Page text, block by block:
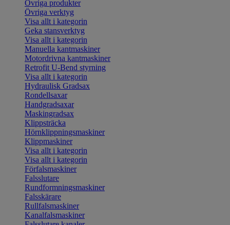
Övriga produkter
Övriga verktyg
Visa allt i kategorin
Geka stansverktyg
Visa allt i kategorin
Manuella kantmaskiner
Motordrivna kantmaskiner
Retrofit U-Bend styrning
Visa allt i kategorin
Hydraulisk Gradsax
Rondellsaxar
Handgradsaxar
Maskingradsax
Klippsträcka
Hörnklippningsmaskiner
Klippmaskiner
Visa allt i kategorin
Visa allt i kategorin
Förfalsmaskiner
Falsslutare
Rundformningsmaskiner
Falsskärare
Rullfalsmaskiner
Kanalfalsmaskiner